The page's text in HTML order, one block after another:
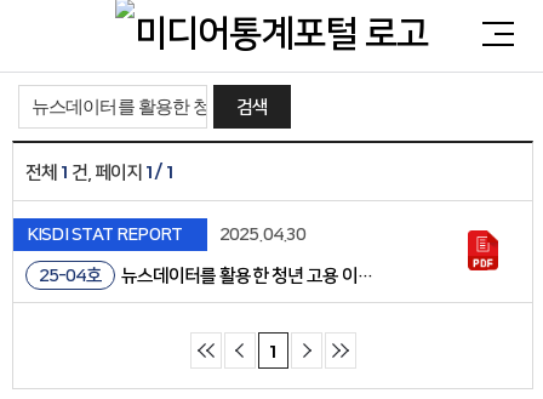
통합검색
검색어를 입력해주세요.
검색
전체 1 건, 페이지 1 / 1
KISDI STAT REPORT
2025.04.30
25-04호
뉴스데이터를 활용한 청년 고용 이슈 분석
1